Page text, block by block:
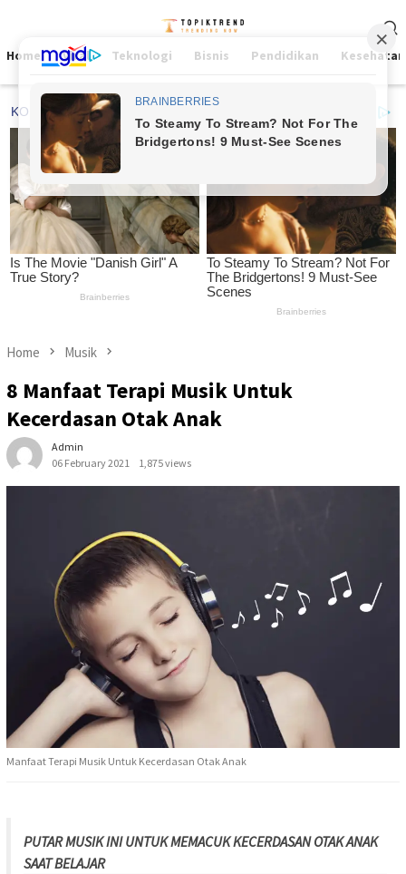
contentMenu
Home Viral Teknologi Bisnis Pendidikan Kesehatan
Home Musik
8 Manfaat Terapi Musik Untuk
Kecerdasan Otak Anak
Admin
06 February 2021
1,875 views
Manfaat Terapi Musik Untuk Kecerdasan Otak Anak
PUTAR MUSIK INI UNTUK MEMACUK KECERDASAN OTAK ANAK
SAAT BELAJAR